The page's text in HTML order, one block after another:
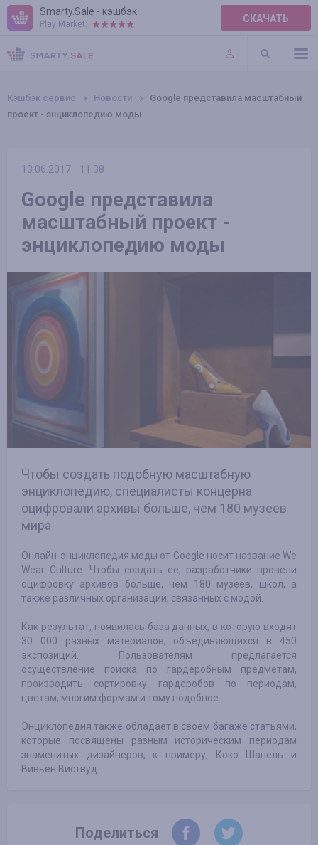
Smarty.Sale - кэшбэк
Play Market: СКАЧАТЬ
ПРАВИЛА
ПЛАГИНЫ
Кэшбэк сервис Новости
Google представила масштабный
проект - энциклопедию моды
13.06.2017 11:38
Google представила
масштабный проект -
энциклопедию моды
Чтобы создать подобную масштабную
энциклопедию, специалисты концерна
оцифровали архивы больше, чем 180 музеев
мира
Онлайн-энциклопедия моды от Google носит название We
Wear Culture. Чтобы создать её, разработчики провели
оцифровку архивов больше, чем 180 музеев, школ, а
также различных организаций, связанных с модой.
Как результат, появилась база данных, в которую входят
30 000 разных материалов, объединяющихся в 450
экспозиций. Пользователям предлагается
осуществление поиска по гардеробным предметам,
производить сортировку гардеробов по периодам,
цветам, многим формам и тому подобное.
Энциклопедия также обладает в своем багаже статьями,
которые посвящены разным историческим периодам
знаменитых дизайнеров, к примеру, Коко Шанель и
Вивьен Виствуд.
Поделиться